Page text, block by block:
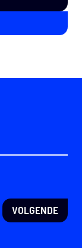
VOLGENDE